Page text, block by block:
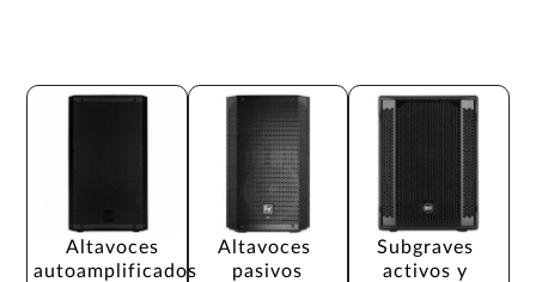
Altavoces
autoamplificados
Altavoces
pasivos
Subgraves
activos y